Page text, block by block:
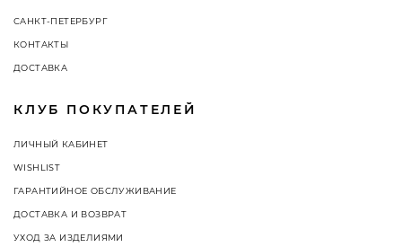
САНКТ-ПЕТЕРБУРГ
КОНТАКТЫ
ДОСТАВКА
КЛУБ ПОКУПАТЕЛЕЙ
ЛИЧНЫЙ КАБИНЕТ
WISHLIST
ГАРАНТИЙНОЕ ОБСЛУЖИВАНИЕ
ДОСТАВКА И ВОЗВРАТ
УХОД ЗА ИЗДЕЛИЯМИ